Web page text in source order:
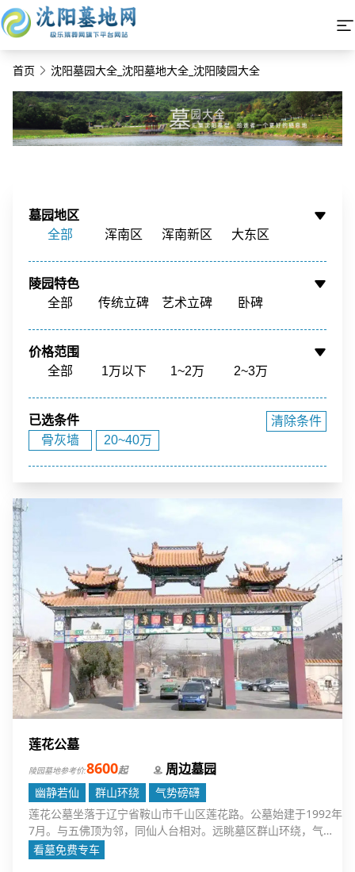
首页 沈阳墓园大全_沈阳墓地大全_沈阳陵园大全
墓园地区
全部
浑南区 浑南新区
大东区
铁西区
铁西新区 苏家屯区
沈北新区
辽中区
陵园特色
全部
传统立碑 艺术立碑
卧碑
树葬
壁葬 花坛葬
骨灰墙
骨灰寄存
价格范围
全部
1万以下 1~2万
2~3万
3~4万
4~5万 5~10万
10~15万
15~20万
已选条件
骨灰墙
20~40万
清除条件
莲花公墓
陵园墓地参考价:8600起 周边墓园
幽静若仙 群山环绕
气势磅礴
莲花公墓坐落于辽宁省鞍山市千山区莲花路。公墓始建于1992年
7月。与五佛顶为邻，同仙人台相对。远眺墓区群山环绕，气势
磅礴，玉碑如林雅致壮观，沿阶攀顶柏翠松青，蝶飞鸟鸣赏心悦
目。
看墓免费专车